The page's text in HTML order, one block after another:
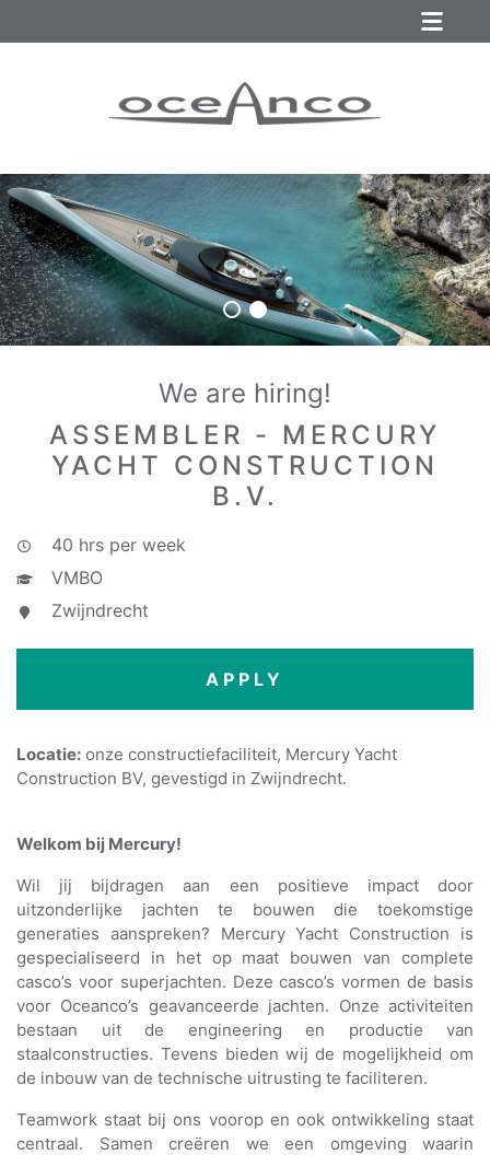
We are hiring!
ASSEMBLER - MERCURY
YACHT CONSTRUCTION
B.V.
40 hrs per week
VMBO
Zwijndrecht
APPLY
Locatie: onze constructiefaciliteit, Mercury Yacht
Construction BV, gevestigd in Zwijndrecht.
Welkom bij Mercury!
Wil jij bijdragen aan een positieve impact door
uitzonderlijke jachten te bouwen die toekomstige
generaties aanspreken? Mercury Yacht Construction is
gespecialiseerd in het op maat bouwen van complete
casco’s voor superjachten. Deze casco’s vormen de basis
voor Oceanco’s geavanceerde jachten. Onze activiteiten
bestaan uit de engineering en productie van
staalconstructies. Tevens bieden wij de mogelijkheid om
de inbouw van de technische uitrusting te faciliteren.
Teamwork staat bij ons voorop en ook ontwikkeling staat
centraal. Samen creëren we een omgeving waarin